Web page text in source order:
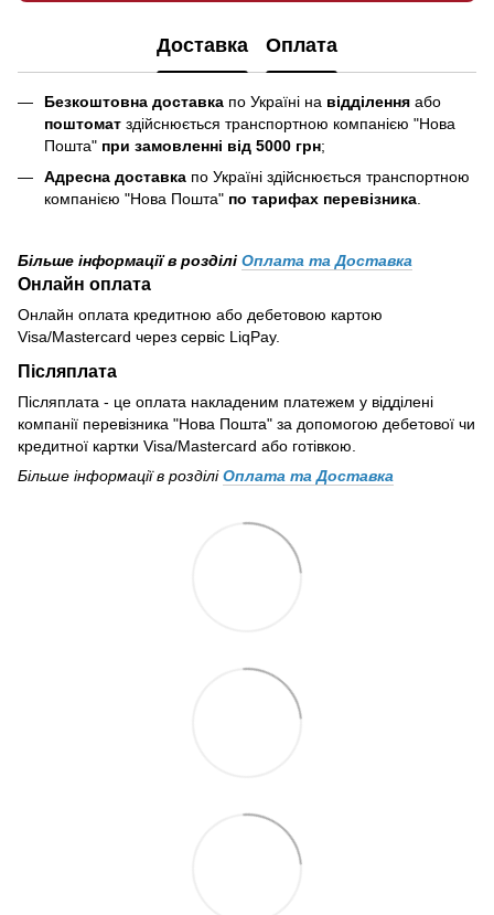
Доставка Оплата
Безкоштовна доставка по Україні на відділення або
поштомат здійснюється транспортною компанією "Нова
Пошта" при замовленні від 5000 грн;
Адресна доставка по Україні здійснюється транспортною
компанією "Нова Пошта" по тарифах перевізника.
Більше інформації в розділі Оплата та Доставка
Онлайн оплата
Онлайн оплата кредитною або дебетовою картою
Visa/Mastercard через сервіс LiqPay.
Післяплата
Післяплата - це оплата накладеним платежем у відділені
компанії перевізника "Нова Пошта" за допомогою дебетової чи
кредитної картки Visa/Mastercard або готівкою.
Більше інформації в розділіОплата та Доставка